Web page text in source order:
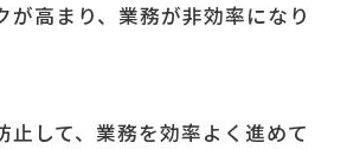
が高まり、業務が非効率になり
止して、業務を効率よく進めて